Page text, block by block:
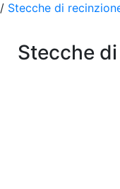
/ Stecche di
Stecche